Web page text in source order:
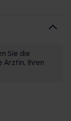
Sie die
Ärztin, Ihren